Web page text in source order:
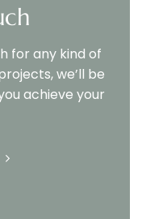
for any kind of
we’ll be
achieve your